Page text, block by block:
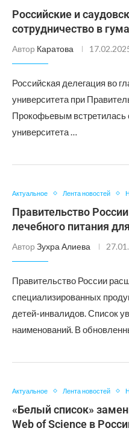
Российские и
сотрудничество в
Автор Каратова
Российская делегация во
университета при
Прокофьевым встретилась
университета …
Актуальное Лента новостей
Правительство
лечебного питания
Автор Зухра Алиева
Правительство России
специализированных
детей-инвалидов. Список
наименований. В
Актуальное Лента новостей
«Белый список»
Web of Science в